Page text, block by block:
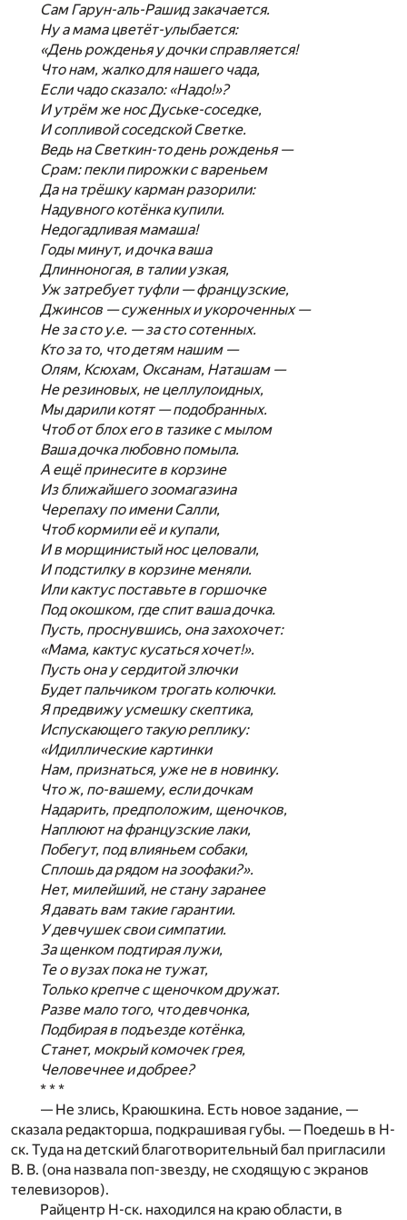
Сам Гарун-аль-Рашид закачается.
Ну а мама цветёт-улыбается:
«День рожденья у дочки справляется!
Что нам, жалко для нашего чада,
Если чадо сказало: «Надо!»?
И утрём же нос Дуське-соседке,
И сопливой соседской Светке.
Ведь на Светкин-то день рожденья —
Срам: пекли пирожки с вареньем
Да на трёшку карман разорили:
Надувного котёнка купили.
Недогадливая мамаша!
Годы минут, и дочка ваша
Длинноногая, в талии узкая,
Уж затребует туфли — французские,
Джинсов — суженных и укороченных —
Не за сто у.е. — за сто сотенных.
Кто за то, что детям нашим —
Олям, Ксюхам, Оксанам, Наташам —
Не резиновых, не целлулоидных,
Мы дарили котят — подобранных.
Чтоб от блох его в тазике с мылом
Ваша дочка любовно помыла.
А ещё принесите в корзине
Из ближайшего зоомагазина
Черепаху по имени Салли,
Чтоб кормили её и купали,
И в морщинистый нос целовали,
И подстилку в корзине меняли.
Или кактус поставьте в горшочке
Под окошком, где спит ваша дочка.
Пусть, проснувшись, она захохочет:
«Мама, кактус кусаться хочет!».
Пусть она у сердитой злючки
Будет пальчиком трогать колючки.
Я предвижу усмешку скептика,
Испускающего такую реплику:
«Идиллические картинки
Нам, признаться, уже не в новинку.
Что ж, по-вашему, если дочкам
Надарить, предположим, щеночков,
Наплюют на французские лаки,
Побегут, под влияньем собаки,
Сплошь да рядом на зоофаки?».
Нет, милейший, не стану заранее
Я давать вам такие гарантии.
У девчушек свои симпатии.
За щенком подтирая лужи,
Те о вузах пока не тужат,
Только крепче с щеночком дружат.
Разве мало того, что девчонка,
Подбирая в подъезде котёнка,
Станет, мокрый комочек грея,
Человечнее и добрее?
* * *
— Не злись, Краюшкина. Есть новое задание, —
сказала редакторша, подкрашивая губы. — Поедешь в Н-
ск. Туда на детский благотворительный бал пригласили
В. В. (она назвала поп-звезду, не сходящую с экранов
телевизоров).
Райцентр Н-ск. находился на краю области, в